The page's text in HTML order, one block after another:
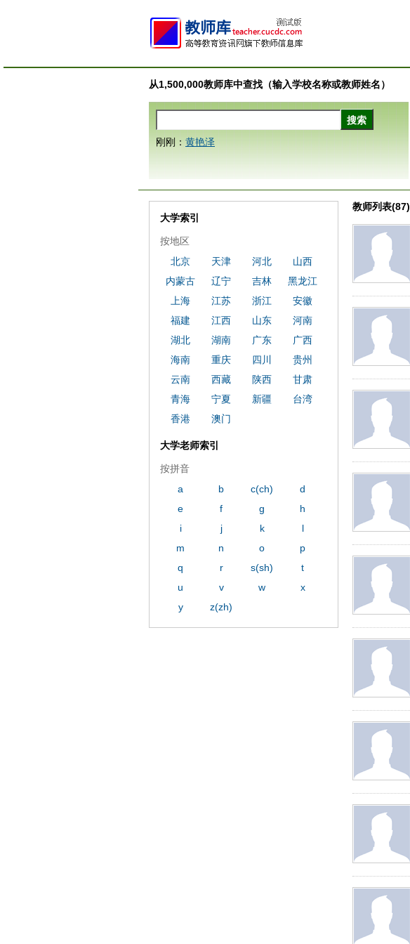
从1,500,000教师库中查找（输入学校名称或教师姓名）
刚刚： 黄艳泽
教师列表(87)
大学索引
按地区
北京
天津 河北
山西
内蒙古
辽宁 吉林
黑龙江
上海
江苏 浙江
安徽
福建
江西 山东
河南
湖北
湖南 广东
广西
海南
重庆 四川
贵州
云南
西藏 陕西
甘肃
青海
宁夏 新疆
台湾
香港
澳门
大学老师索引
按拼音
a
b c(ch)
d
e
f g
h
i
j k
l
m
n o
p
q
r s(sh)
t
u
v w
x
y
z(zh)